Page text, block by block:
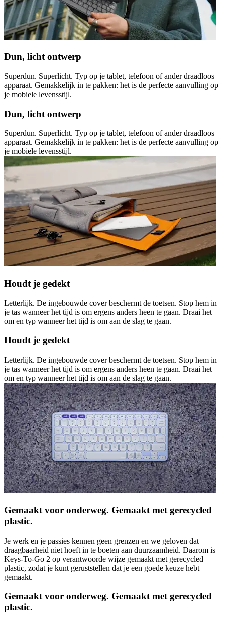
Dun, licht ontwerp
Superdun. Superlicht. Typ op je tablet, telefoon of ander draadloos
apparaat. Gemakkelijk in te pakken: het is de perfecte aanvulling op
je mobiele levensstijl.
Dun, licht ontwerp
Superdun. Superlicht. Typ op je tablet, telefoon of ander draadloos
apparaat. Gemakkelijk in te pakken: het is de perfecte aanvulling op
je mobiele levensstijl.
Houdt je gedekt
Letterlijk. De ingebouwde cover beschermt de toetsen. Stop hem in
je tas wanneer het tijd is om ergens anders heen te gaan. Draai het
om en typ wanneer het tijd is om aan de slag te gaan.
Houdt je gedekt
Letterlijk. De ingebouwde cover beschermt de toetsen. Stop hem in
je tas wanneer het tijd is om ergens anders heen te gaan. Draai het
om en typ wanneer het tijd is om aan de slag te gaan.
Gemaakt voor onderweg. Gemaakt met gerecycled
plastic.
Je werk en je passies kennen geen grenzen en we geloven dat
draagbaarheid niet hoeft in te boeten aan duurzaamheid. Daarom is
Keys-To-Go 2 op verantwoorde wijze gemaakt met gerecycled
plastic, zodat je kunt geruststellen dat je een goede keuze hebt
gemaakt.
Gemaakt voor onderweg. Gemaakt met gerecycled
plastic.